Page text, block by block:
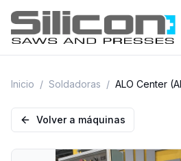
Inicio / Soldadoras / ALO Center
Volver a máquinas